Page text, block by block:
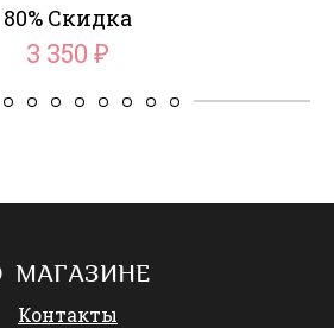
80% Скидка
3 350 ₽
МАГАЗИНЕ
Контакты